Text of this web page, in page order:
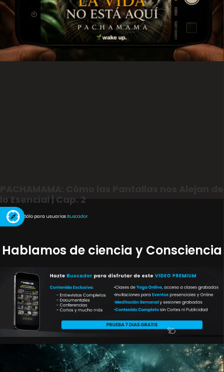
lo Esencial | Cap. 2
Sólo para usuarios Buscador
Hablamos de ciencia y Consciencia